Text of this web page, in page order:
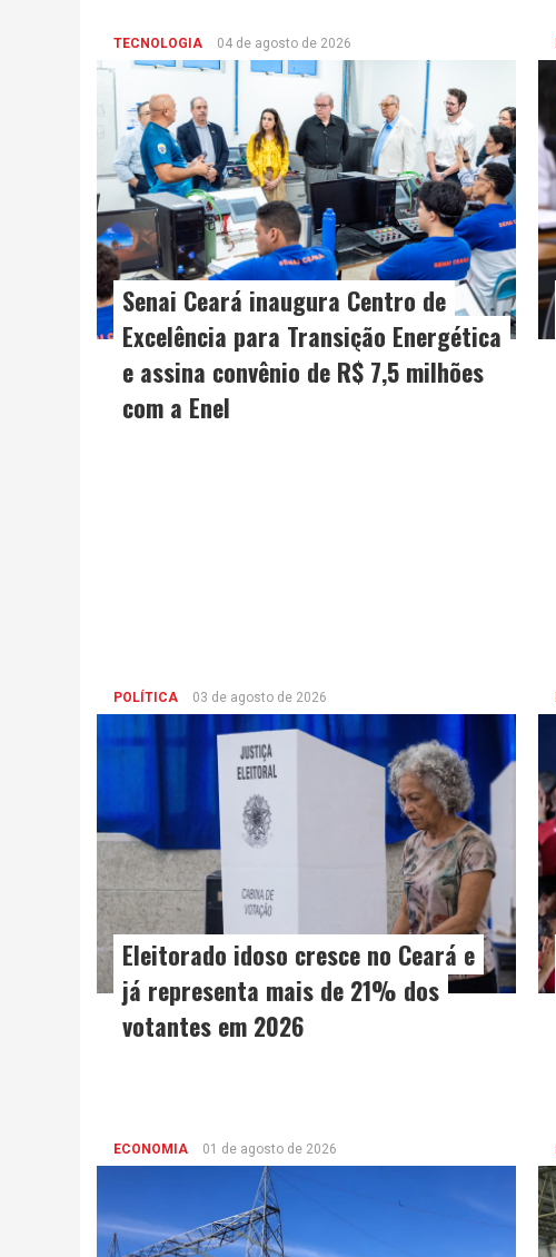
TECNOLOGIA 04 de agosto de 2026
Senai Ceará inaugura Centro de
Excelência para Transição Energética
e assina convênio de R$ 7,5 milhões
com a Enel
POLÍTICA 03 de agosto de 2026
Eleitorado idoso cresce no Ceará e
já representa mais de 21% dos
votantes em 2026
ECONOMIA 01 de agosto de 2026